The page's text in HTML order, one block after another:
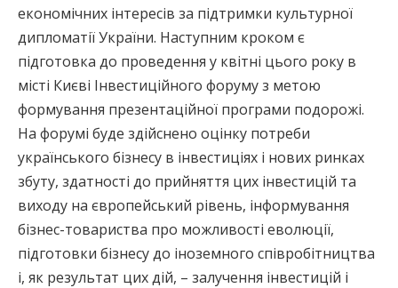
економічних інтересів за підтримки культурної
дипломатії України. Наступним кроком є
підготовка до проведення у квітні цього року в
місті Києві Інвестиційного форуму з метою
формування презентаційної програми подорожі.
На форумі буде здійснено оцінку потреби
українського бізнесу в інвестиціях і нових ринках
збуту, здатності до прийняття цих інвестицій та
виходу на європейський рівень, інформування
бізнес-товариства про можливості еволюції,
підготовки бізнесу до іноземного співробітництва
і, як результат цих дій, – залучення інвестицій і